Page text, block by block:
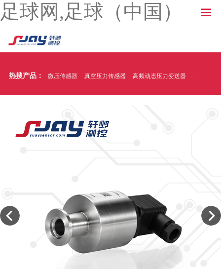
足球网,足球（中国）
热搜产品： 微压传感器 真空压力传感器 高频动态压力变送器 温压一体